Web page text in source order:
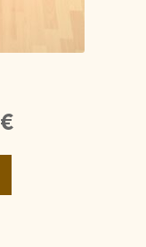
€El
precio